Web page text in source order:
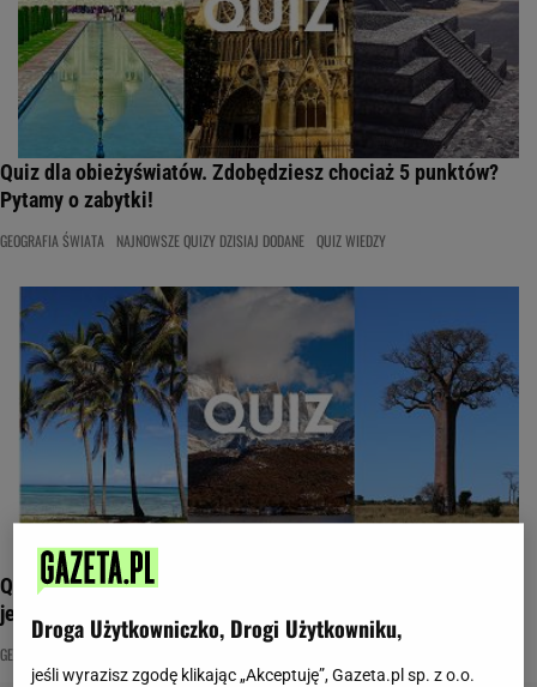
Quiz dla obieżyświatów. Zdobędziesz chociaż 5 punktów?
Pytamy o zabytki!
GEOGRAFIA ŚWIATA NAJNOWSZE QUIZY DZISIAJ DODANE QUIZ WIEDZY
Quiz geograficzny. Wiesz, gdzie leży Zanzibar? Masz już
jeden punkt
GEOGRAFIA ŚWIATA
Droga Użytkowniczko, Drogi Użytkowniku,
jeśli wyrazisz zgodę klikając „Akceptuję”, Gazeta.pl sp. z o.o.